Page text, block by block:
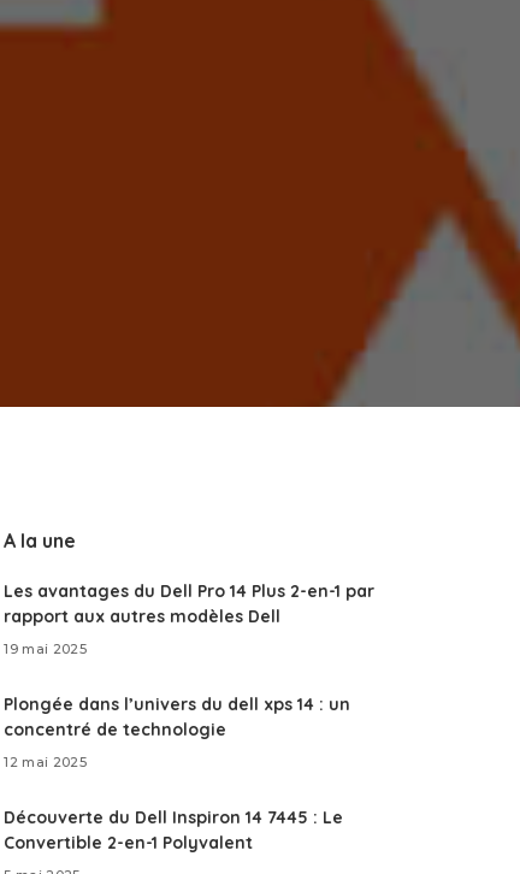
A la une
Les avantages du Dell Pro 14 Plus 2-en-1 par
rapport aux autres modèles Dell
19 mai 2025
Plongée dans l’univers du dell xps 14 : un
concentré de technologie
12 mai 2025
Découverte du Dell Inspiron 14 7445 : Le
Convertible 2-en-1 Polyvalent